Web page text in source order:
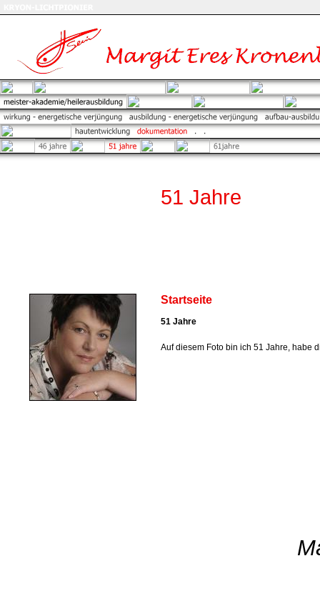
51 Jahre
Startseite
51 Jahre
Auf diesem Foto bin ich 51 Jahre, habe